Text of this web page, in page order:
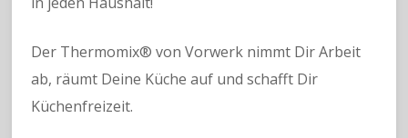
Der Thermomix® von Vorwerk nimmt Dir Arbeit
ab, räumt Deine Küche auf und schafft Dir
Küchenfreizeit.